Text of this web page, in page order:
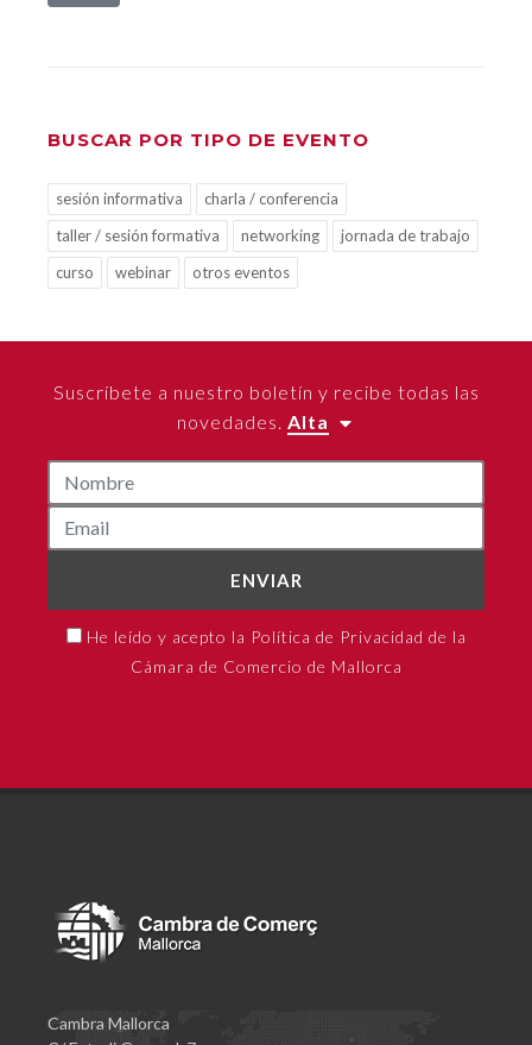
BUSCAR POR TIPO DE EVENTO
sesión informativa
charla / conferencia
taller / sesión formativa
networking
jornada de trabajo
curso
webinar otros eventos
Suscríbete a nuestro boletín y recibe todas las
novedades. Alta
ENVIAR
He leído y acepto la Política de Privacidad de la
Cámara de Comercio de Mallorca
Cambra Mallorca